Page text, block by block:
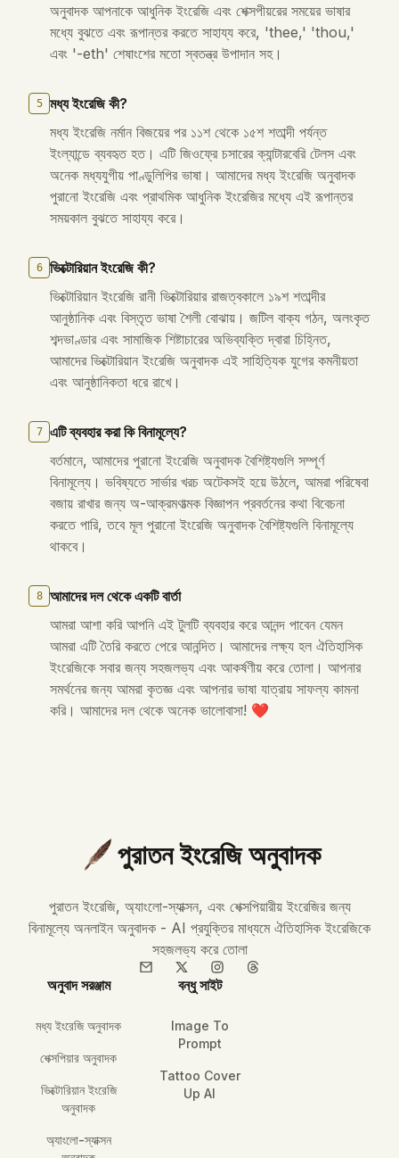
অনুবাদক আপনাকে আধুনিক ইংরেজি এবং শেক্সপীয়রের সময়ের ভাষার
মধ্যে বুঝতে এবং রূপান্তর করতে সাহায্য করে, 'thee,' 'thou,'
এবং '-eth' শেষাংশের মতো স্বতন্ত্র উপাদান সহ।
5
মধ্য ইংরেজি কী?
মধ্য ইংরেজি নর্মান বিজয়ের পর ১১শ থেকে ১৫শ শতাব্দী পর্যন্ত
ইংল্যান্ডে ব্যবহৃত হত। এটি জিওফ্রে চসারের ক্যান্টারবেরি টেলস এবং
অনেক মধ্যযুগীয় পাণ্ডুলিপির ভাষা। আমাদের মধ্য ইংরেজি অনুবাদক
পুরানো ইংরেজি এবং প্রাথমিক আধুনিক ইংরেজির মধ্যে এই রূপান্তর
সময়কাল বুঝতে সাহায্য করে।
6
ভিক্টোরিয়ান ইংরেজি কী?
ভিক্টোরিয়ান ইংরেজি রানী ভিক্টোরিয়ার রাজত্বকালে ১৯শ শতাব্দীর
আনুষ্ঠানিক এবং বিস্তৃত ভাষা শৈলী বোঝায়। জটিল বাক্য গঠন, অলংকৃত
শব্দভাণ্ডার এবং সামাজিক শিষ্টাচারের অভিব্যক্তি দ্বারা চিহ্নিত,
আমাদের ভিক্টোরিয়ান ইংরেজি অনুবাদক এই সাহিত্যিক যুগের কমনীয়তা
এবং আনুষ্ঠানিকতা ধরে রাখে।
7
এটি ব্যবহার করা কি বিনামূল্যে?
বর্তমানে, আমাদের পুরানো ইংরেজি অনুবাদক বৈশিষ্ট্যগুলি সম্পূর্ণ
বিনামূল্যে। ভবিষ্যতে সার্ভার খরচ অটেকসই হয়ে উঠলে, আমরা পরিষেবা
বজায় রাখার জন্য অ-আক্রমণাত্মক বিজ্ঞাপন প্রবর্তনের কথা বিবেচনা
করতে পারি, তবে মূল পুরানো ইংরেজি অনুবাদক বৈশিষ্ট্যগুলি বিনামূল্যে
থাকবে।
8
আমাদের দল থেকে একটি বার্তা
আমরা আশা করি আপনি এই টুলটি ব্যবহার করে আনন্দ পাবেন যেমন
আমরা এটি তৈরি করতে পেরে আনন্দিত। আমাদের লক্ষ্য হল ঐতিহাসিক
ইংরেজিকে সবার জন্য সহজলভ্য এবং আকর্ষণীয় করে তোলা। আপনার
সমর্থনের জন্য আমরা কৃতজ্ঞ এবং আপনার ভাষা যাত্রায় সাফল্য কামনা
করি। আমাদের দল থেকে অনেক ভালোবাসা! ❤️
পুরাতন ইংরেজি অনুবাদক
পুরাতন ইংরেজি, অ্যাংলো-স্যাক্সন, এবং শেক্সপিয়ারীয় ইংরেজির জন্য
বিনামূল্যে অনলাইন অনুবাদক - AI প্রযুক্তির মাধ্যমে ঐতিহাসিক ইংরেজিকে
সহজলভ্য করে তোলা
অনুবাদ সরঞ্জাম
মধ্য ইংরেজি অনুবাদক
শেক্সপিয়ার অনুবাদক
ভিক্টোরিয়ান ইংরেজি
অনুবাদক
অ্যাংলো-স্যাক্সন
বন্ধু সাইট
Image To
Prompt
Tattoo Cover
Up AI